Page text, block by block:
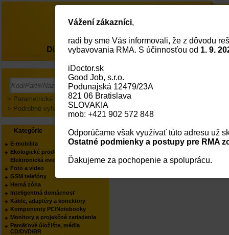
> Parametrické vyhľadávanie
> Podrobné vyhľadávanie
Kategórie Výrobcovia
E-mobilita
Ekologické produkty
Elektronická evidencia tržieb
Foto a video
GSM telefóny
Herná zóna
Inteligentná domácnosť
Káble, adaptéry a konektory
Komponenty PC/Notebooky
Monitory a projekčné zariadenia
Pamäťové úložište, média
CD/DVD/BR
O nás
Vážení zákazníci,
radi by sme Vás informovali, že z dôvodu
vybavovania RMA. S účinnosťou od 1. 9.
iDoctor.sk
Good Job, s.r.o.
Podunajská 12479/23A
821 06 Bratislava
SLOVAKIA
mob: +421 902 572 848
Odporúčame však využívať túto adresu už
Ostatné podmienky a postupy pre RMA
Ďakujeme za pochopenie a spoluprácu.